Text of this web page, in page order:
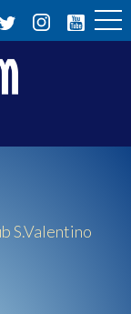
S.Valentino